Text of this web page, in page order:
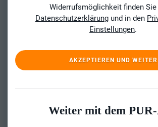
Widerrufsmöglichkeit finden Sie
Datenschutzerklärung und in den
Einstellungen.
AKZEPTIEREN UND WEITER
Weiter mit dem